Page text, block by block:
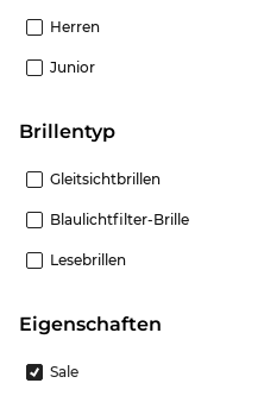
Herren
Junior
Brillentyp
Gleitsichtbrillen
Blaulichtfilter-Brille
Lesebrillen
Eigenschaften
Sale